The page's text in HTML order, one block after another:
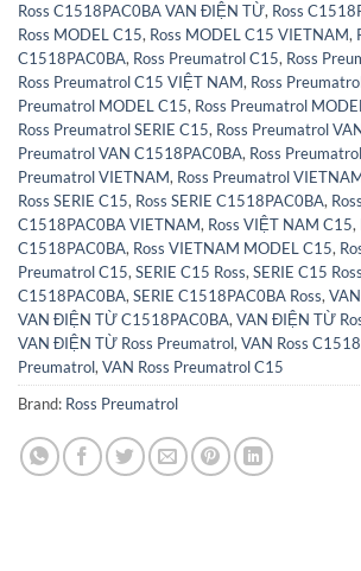
Ross C1518PAC0BA VAN ĐIỆN TỪ, Ross
Ross MODEL C15, Ross MODEL C15 VIETNAM,
C1518PAC0BA, Ross Preumatrol C15, Ross
Ross Preumatrol C15 VIỆT NAM, Ross
Preumatrol MODEL C15, Ross Preumatrol
Ross Preumatrol SERIE C15, Ross Preumatrol
Preumatrol VAN C1518PAC0BA, Ross
Preumatrol VIETNAM, Ross Preumatrol
Ross SERIE C15, Ross SERIE C1518PAC0BA,
C1518PAC0BA VIETNAM, Ross VIỆT NAM C15,
C1518PAC0BA, Ross VIETNAM MODEL C15,
Preumatrol C15,SERIE C15 Ross,SERIE C15
C1518PAC0BA,SERIE C1518PAC0BA Ross,
VAN ĐIỆN TỪ C1518PAC0BA,VAN ĐIỆN TỪ
VAN ĐIỆN TỪ Ross Preumatrol,VAN Ross
Preumatrol,VAN Ross Preumatrol C15
Brand: Ross Preumatrol